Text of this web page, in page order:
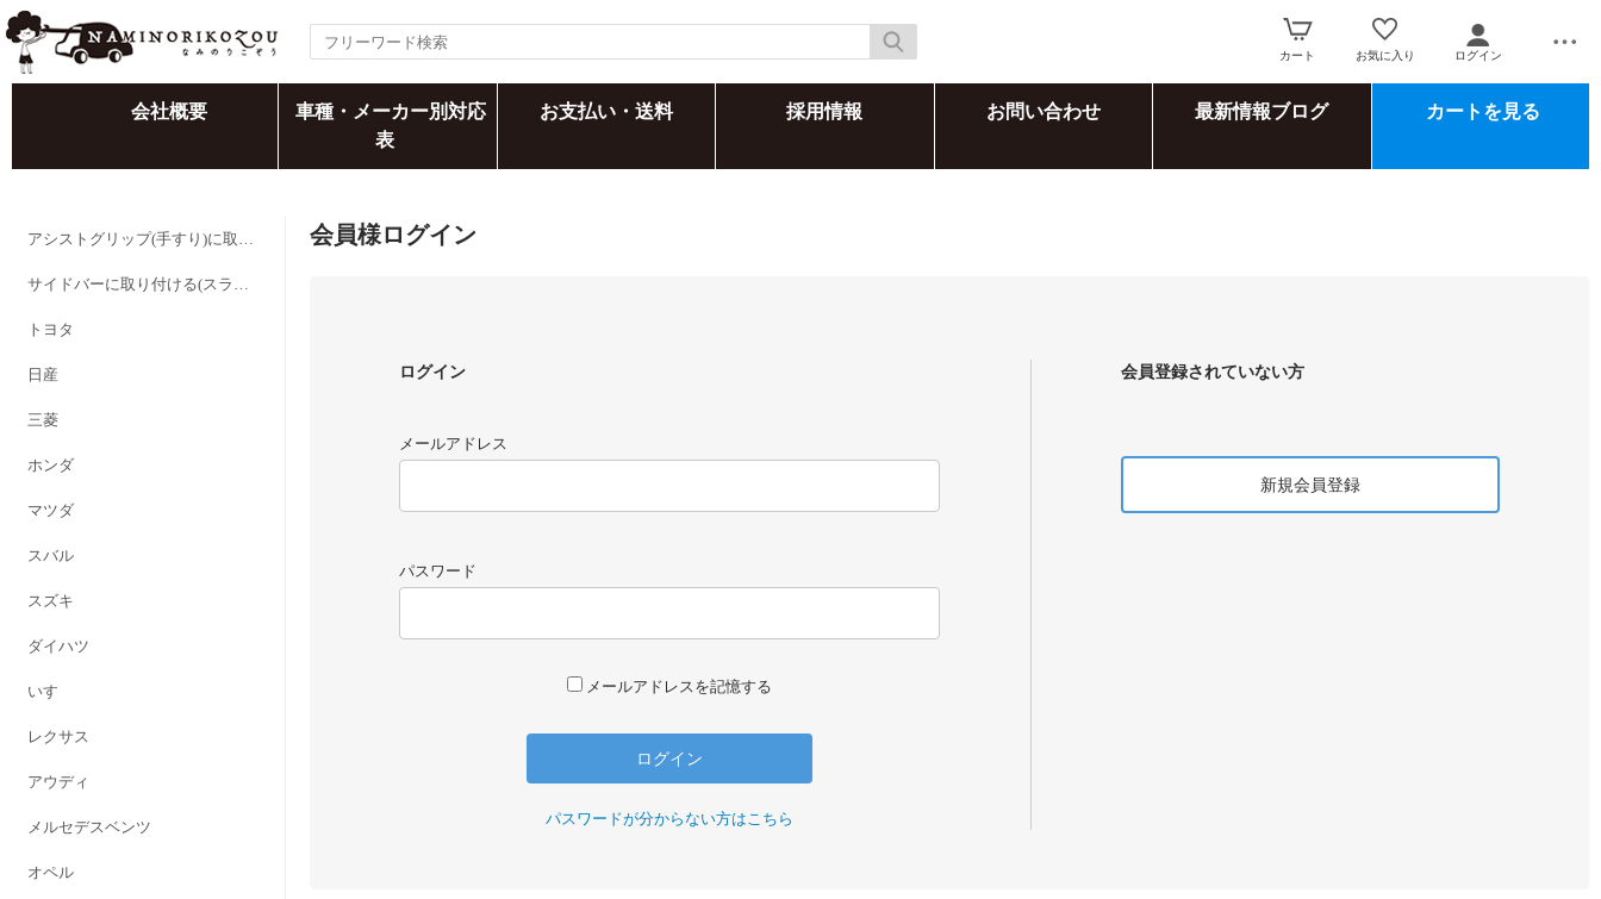
カート お気に入り ログイン
会社概要
車種・メーカー別対応
表
お支払い・送料 採用情報 お問い合わせ 最新情報ブログ カートを見る
アシストグリップ(手すり)に取り付ける
サイドバーに取り付ける(スライドバーを追加する)
トヨタ
日産
三菱
ホンダ
マツダ
スバル
スズキ
ダイハツ
いすゞ
レクサス
アウディ
メルセデスベンツ
オペル
会員様ログイン
ログイン
メールアドレス
パスワード
メールアドレスを記憶する
パスワードが分からない方はこちら
会員登録されていない方